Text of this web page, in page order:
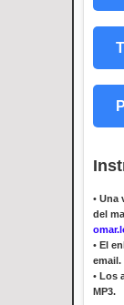
• Una
del
• El
email.
• Los
MP3.